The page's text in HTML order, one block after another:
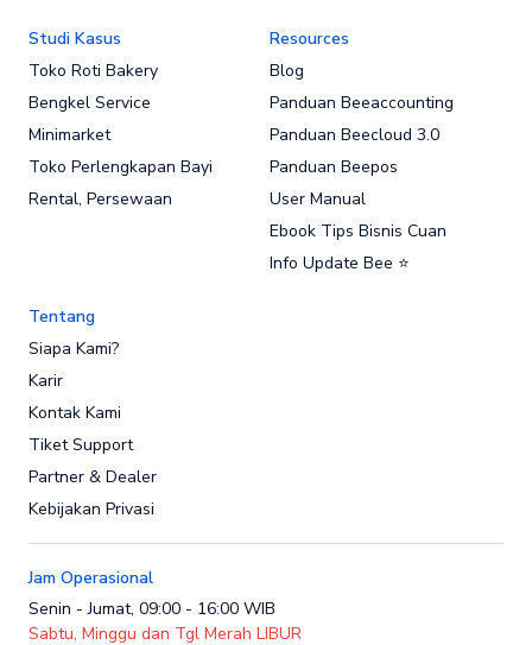
Studi Kasus
Toko Roti Bakery
Bengkel Service
Minimarket
Toko Perlengkapan Bayi
Rental, Persewaan
Resources
Blog
Panduan Beeaccounting
Panduan Beecloud 3.0
Panduan Beepos
User Manual
Ebook Tips Bisnis Cuan
Info Update Bee ⭐
Tentang
Siapa Kami?
Karir
Kontak Kami
Tiket Support
Partner & Dealer
Kebijakan Privasi
Jam Operasional
Senin - Jumat, 09:00 - 16:00 WIB
Sabtu, Minggu dan Tgl Merah LIBUR